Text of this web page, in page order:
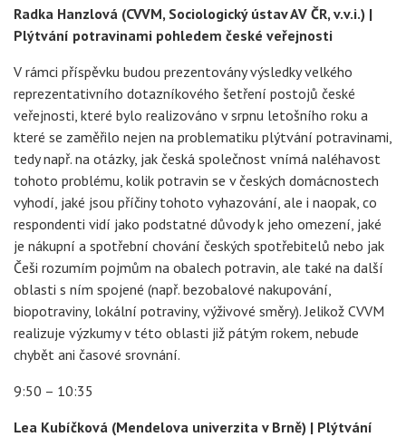
Radka Hanzlová (CVVM, Sociologický ústav AV ČR, v.v.i.) |
Plýtvání potravinami pohledem české veřejnosti
V rámci příspěvku budou prezentovány výsledky velkého
reprezentativního dotazníkového šetření postojů české
veřejnosti, které bylo realizováno v srpnu letošního roku a
které se zaměřilo nejen na problematiku plýtvání potravinami,
tedy např. na otázky, jak česká společnost vnímá naléhavost
tohoto problému, kolik potravin se v českých domácnostech
vyhodí, jaké jsou příčiny tohoto vyhazování, ale i naopak, co
respondenti vidí jako podstatné důvody k jeho omezení, jaké
je nákupní a spotřební chování českých spotřebitelů nebo jak
Češi rozumím pojmům na obalech potravin, ale také na další
oblasti s ním spojené (např. bezobalové nakupování,
biopotraviny, lokální potraviny, výživové směry). Jelikož CVVM
realizuje výzkumy v této oblasti již pátým rokem, nebude
chybět ani časové srovnání.
9:50 – 10:35
Lea Kubíčková (Mendelova univerzita v Brně) | Plýtvání